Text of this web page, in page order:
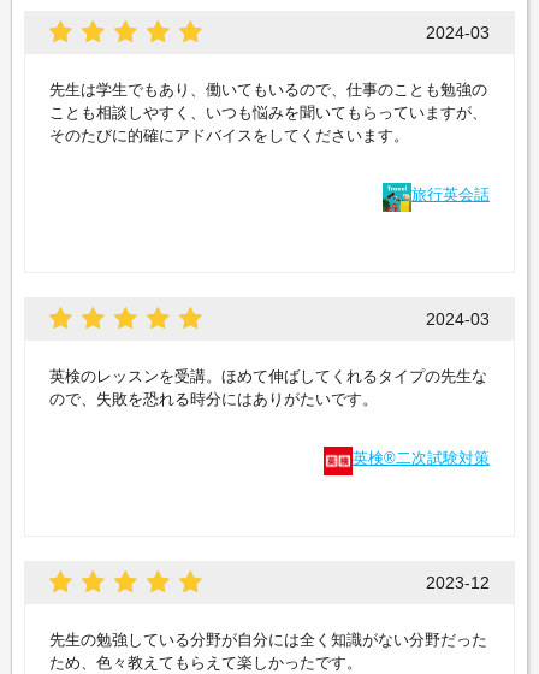
2024-03
先生は学生でもあり、働いてもいるので、仕事のことも勉強の
ことも相談しやすく、いつも悩みを聞いてもらっていますが、
そのたびに的確にアドバイスをしてくださいます。
旅行英会話
2024-03
英検のレッスンを受講。ほめて伸ばしてくれるタイプの先生な
ので、失敗を恐れる時分にはありがたいです。
英検®二次試験対策
2023-12
先生の勉強している分野が自分には全く知識がない分野だった
ため、色々教えてもらえて楽しかったです。